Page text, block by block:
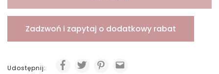
Zadzwoń i zapytaj o dodatkowy rabat
Udostępnij: